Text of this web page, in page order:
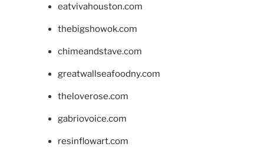
eatvivahouston.com
thebigshowok.com
chimeandstave.com
greatwallseafoodny.com
theloverose.com
gabriovoice.com
resinflowart.com